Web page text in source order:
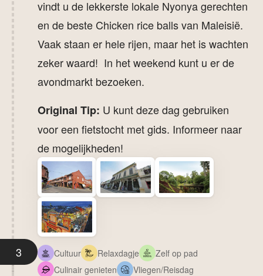
vindt u de lekkerste lokale Nyonya gerechten
en de beste Chicken rice balls van Maleisië.
Vaak staan er hele rijen, maar het is wachten
zeker waard! In het weekend kunt u er de
avondmarkt bezoeken.
Original Tip: U kunt deze dag gebruiken
voor een fietstocht met gids. Informeer naar
de mogelijkheden!
3 Cultuur Relaxdagje
Zelf op pad
Culinair genieten
Vliegen/Reisdag